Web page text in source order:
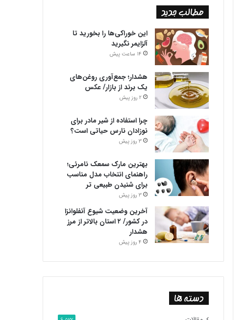
مطالب جدید
این خوراکی‌ها را بخورید تا
آلزایمر نگیرید
14 ساعت پیش
هشدار؛ جمع‌آوری روغن‌های
یک برند از بازار/ عکس
2 روز پیش
چرا استفاده از شیر مادر برای
نوزادان نارس حیاتی است؟
3 روز پیش
بهترین مارک سمعک نامرئی؛
راهنمای انتخاب مدل مناسب
برای شنیدن طبیعی تر
3 روز پیش
آخرین وضعیت شیوع آنفلوانزا
در کشور/ ۲ استان بالاتر از مرز
هشدار
4 روز پیش
دسته ها